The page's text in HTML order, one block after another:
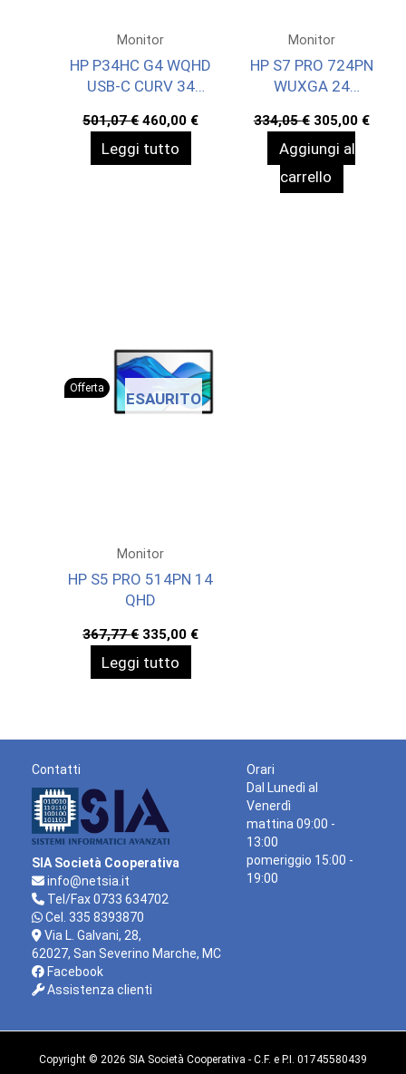
Monitor
HP P34HC G4 WQHD
USB-C CURV 34
501,07€ Il
prezzo
originale
era:
460,00 €Il
Leggi tutto
Monitor
HP S7 PRO 724PN
WUXGA 24
334,05€ Il
prezzo
originale
334,05 €.
305,00 €Il
Aggiungi al
carrello
Offerta
ESAURITO
Monitor
HP S5 PRO 514PN 14
QHD
367,77€ Il
prezzo
originale
era:
335,00 €Il
prezzo
Leggi tutto
Contatti
SIA Società Cooperativa
info@netsia.it
Tel/Fax 0733 634702
Cel. 335 8393870
Via L. Galvani, 28,
62027, San Severino Marche, MC
Facebook
Assistenza clienti
Orari
Dal Lunedì al
Venerdì
mattina 09:00 -
13:00
pomeriggio 15:00 -
19:00
Copyright © 2026 SIA Società Cooperativa - C.F. e P.I. 01745580439